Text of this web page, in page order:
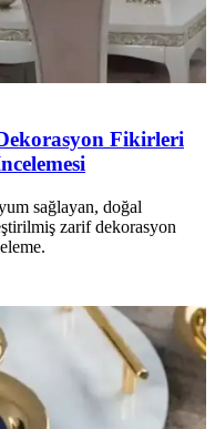
Fikirleri
sağlayan, doğal
zarif dekorasyon